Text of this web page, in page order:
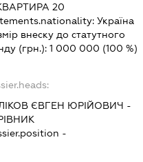
20
Україна
внеску до статутного
(грн.):1 000 000 (100 %)
ЄВГЕН ЮРІЙОВИЧ -
-